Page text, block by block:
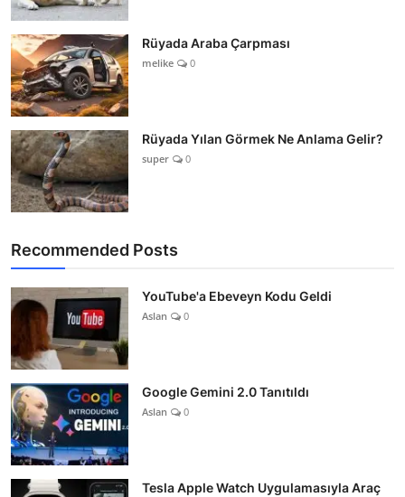
Rüyada Araba Çarpması
melike 0
Rüyada Yılan Görmek Ne Anlama Gelir?
super 0
Recommended Posts
YouTube'a Ebeveyn Kodu Geldi
Aslan 0
Google Gemini 2.0 Tanıtıldı
Aslan 0
Tesla Apple Watch Uygulamasıyla Araç